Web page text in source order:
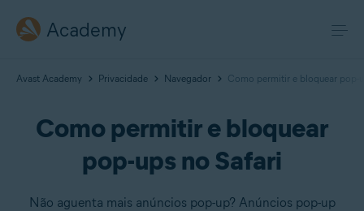
Academy
Avast Academy Privacidade Navegador Como permitir e bloquear pop-
Como permitir e bloquear
pop-ups no Safari
Não aguenta mais anúncios pop-up? Anúncios pop-up